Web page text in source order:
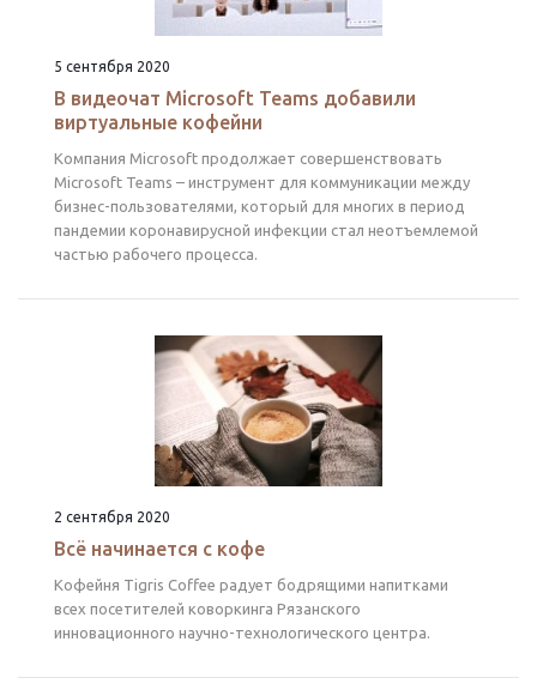
5 сентября 2020
В видеочат Microsoft Teams добавили
виртуальные кофейни
Компания Microsoft продолжает совершенствовать
Microsoft Teams – инструмент для коммуникации между
бизнес-пользователями, который для многих в период
пандемии коронавирусной инфекции стал неотъемлемой
частью рабочего процесса.
2 сентября 2020
Всё начинается с кофе
Кофейня Tigris Coffee радует бодрящими напитками
всех посетителей коворкинга Рязанского
инновационного научно-технологического центра.